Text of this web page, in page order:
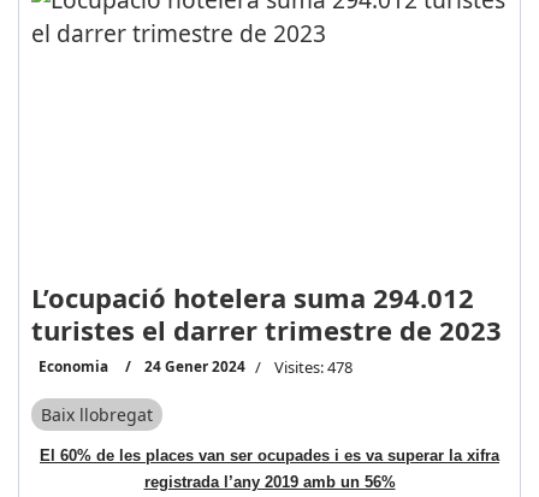
L’ocupació hotelera suma 294.012
turistes el darrer trimestre de 2023
Economia 24 Gener 2024 Visites: 478
Baix llobregat
El 60% de les places van ser ocupades i es va superar la xifra
registrada l’any 2019 amb un 56%